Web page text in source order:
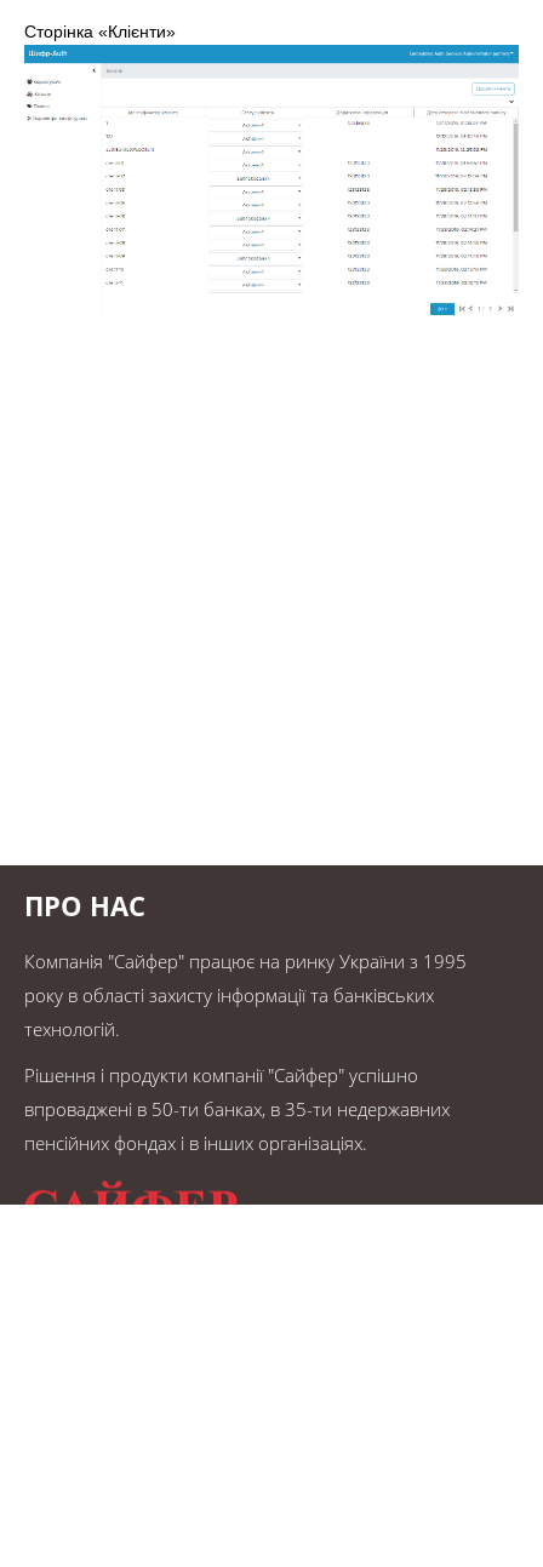
Сторінка «Клієнти»
ПРО НАС
Компанія "Сайфер" працює на ринку України з 1995
року в області захисту інформації та банківських
технологій.
Рішення і продукти компанії "Сайфер" успішно
впроваджені в 50-ти банках, в 35-ти недержавних
пенсійних фондах і в інших організаціях.